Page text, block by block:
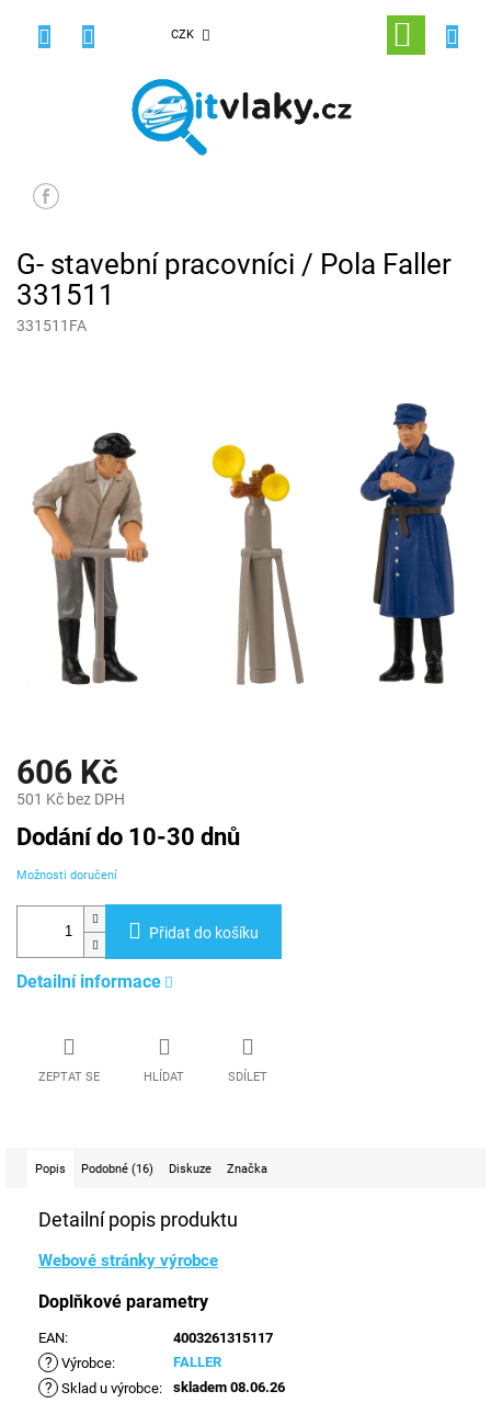
CZK
NÁKUPNÍ
KOŠÍK
G- stavební pracovníci / Pola Faller
331511
331511FA
606 Kč
501 Kč bez DPH
Měrná
cena:
Dodání do 10-30 dnů
Možnosti doručení
Přidat do košíku
Detailní informace
ZEPTAT SE HLÍDAT SDÍLET
Popis Podobné (16) Diskuze Značka
Detailní popis produktu
Webové stránky výrobce
Doplňkové parametry
EAN: 4003261315117
? Výrobce: FALLER
? Sklad u výrobce: skladem 08.06.26